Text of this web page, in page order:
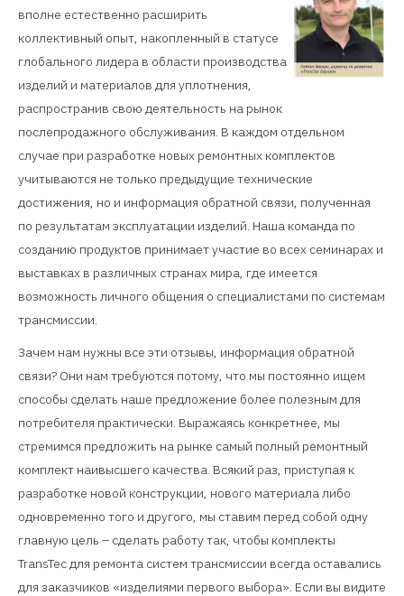
вполне естественно расширить
коллективный опыт, накопленный в статусе
глобального лидера в области производства
изделий и материалов для уплотнения,
распространив свою деятельность на рынок
послепродажного обслуживания. В каждом отдельном
случае при разработке новых ремонтных комплектов
учитываются не только предыдущие технические
достижения, но и информация обратной связи, полученная
по результатам эксплуатации изделий. Наша команда по
созданию продуктов принимает участие во всех семинарах и
выставках в различных странах мира, где имеется
возможность личного общения о специалистами по системам
трансмиссии.
Зачем нам нужны все эти отзывы, информация обратной
связи? Они нам требуются потому, что мы постоянно ищем
способы сделать наше предложение более полезным для
потребителя практически. Выражаясь конкретнее, мы
стремимся предложить на рынке самый полный ремонтный
комплект наивысшего качества. Всякий раз, приступая к
разработке новой конструкции, нового материала либо
одновременно того и другого, мы ставим перед собой одну
главную цель – сделать работу так, чтобы комплекты
TransTec для ремонта систем трансмиссии всегда оставались
для заказчиков «изделиями первого выбора». Если вы видите